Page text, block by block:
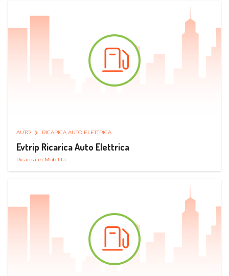
AUTO RICARICA AUTO ELETTRICA
Evtrip Ricarica Auto Elettrica
Ricarica in Mobilità